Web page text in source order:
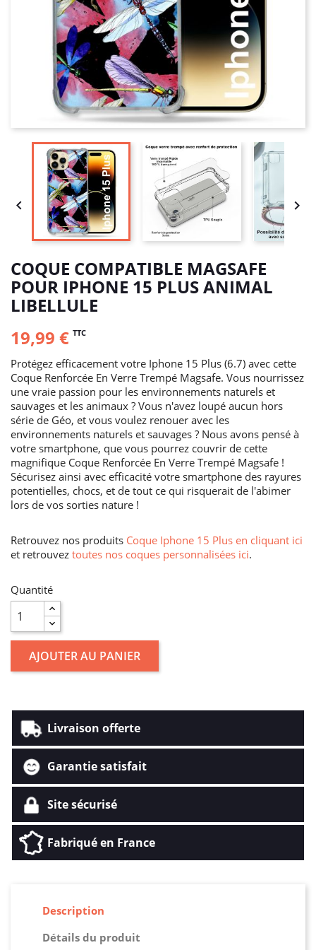
 
COQUE COMPATIBLE MAGSAFE
POUR IPHONE 15 PLUS ANIMAL
LIBELLULE
19,99 € TTC
Protégez efficacement votre Iphone 15 Plus (6.7) avec cette
Coque Renforcée En Verre Trempé Magsafe. Vous nourrissez
une vraie passion pour les environnements naturels et
sauvages et les animaux ? Vous n'avez loupé aucun hors
série de Géo, et vous voulez renouer avec les
environnements naturels et sauvages ? Nous avons pensé à
votre smartphone, que vous pourrez couvrir de cette
magnifique Coque Renforcée En Verre Trempé Magsafe !
Sécurisez ainsi avec efficacité votre smartphone des rayures
potentielles, chocs, et de tout ce qui risquerait de l'abimer
lors de vos sorties nature !
Retrouvez nos produits Coque Iphone 15 Plus en cliquant ici
et retrouvez toutes nos coques personnalisées ici.
Quantité
AJOUTER AU PANIER
Livraison offerte
Garantie satisfait
Site sécurisé
Fabriqué en France
Description
Détails du produit